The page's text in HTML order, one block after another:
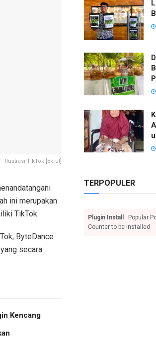
Ilustrasi TikTok [Ekrut]
ini merupakan
TikTok.
ByteDance
secara
Kencang
TERPOPULER
Plugin Install
: Popular
Counter to be installed